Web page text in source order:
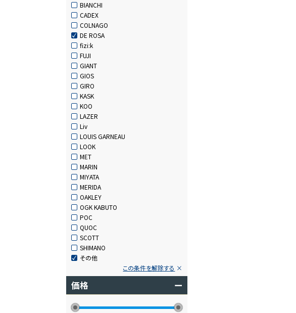
BIANCHI
CADEX
COLNAGO
DE ROSA
fizi:k
FUJI
GIANT
GIOS
GIRO
KASK
KOO
LAZER
Liv
LOUIS GARNEAU
LOOK
MET
MARIN
MIYATA
MERIDA
OAKLEY
OGK KABUTO
POC
QUOC
SCOTT
SHIMANO
その他
この条件を解除する
価格 ー